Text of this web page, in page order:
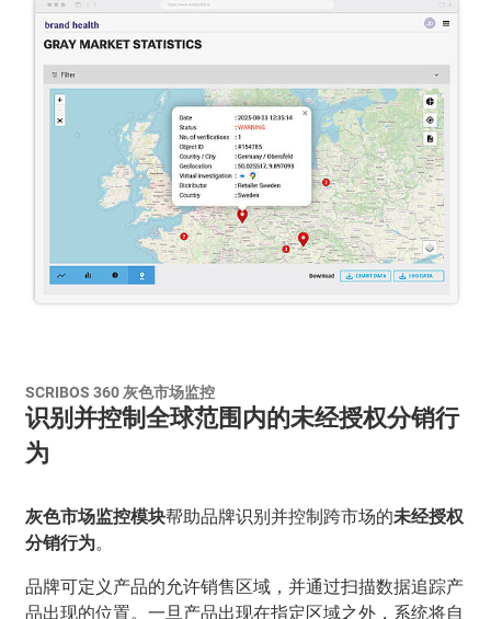
SCRIBOS 360 灰色市场监控
识别并控制全球范围内的未经授权分销行
为
灰色市场监控模块帮助品牌识别并控制跨市场的未经授权
分销行为。
品牌可定义产品的允许销售区域，并通过扫描数据追踪产
品出现的位置。一旦产品出现在指定区域之外，系统将自